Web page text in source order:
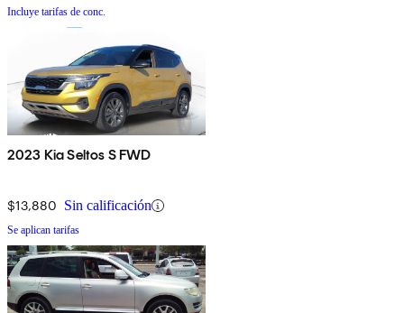
Incluye tarifas de conc.
2023 Kia Seltos S FWD
$13,880 Sin calificación
Se aplican tarifas